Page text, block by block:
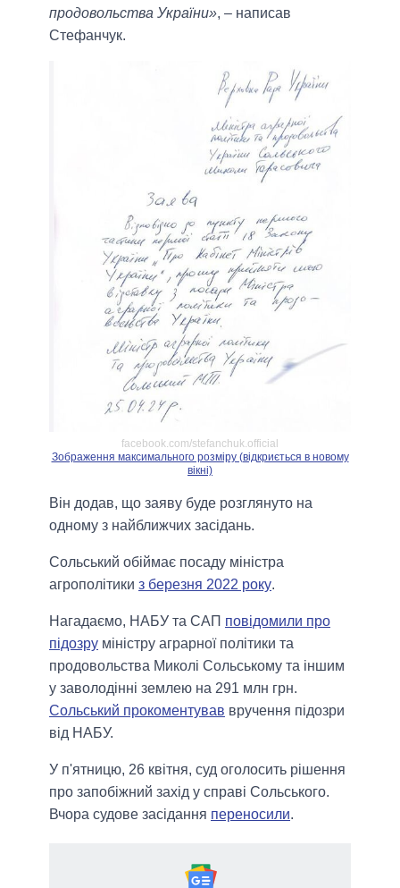
продовольства України», – написав
Стефанчук.
facebook.com/stefanchuk.official
Зображення максимального розміру (відкриється в новому
вікні)
Він додав, що заяву буде розглянуто на
одному з найближчих засідань.
Сольський обіймає посаду міністра
агрополітики з березня 2022 року.
Нагадаємо, НАБУ та САП повідомили про
підозру міністру аграрної політики та
продовольства Миколі Сольському та іншим
у заволодінні землею на 291 млн грн.
Сольський прокоментував вручення підозри
від НАБУ.
У п'ятницю, 26 квітня, суд оголосить рішення
про запобіжний захід у справі Сольського.
Вчора судове засідання переносили.